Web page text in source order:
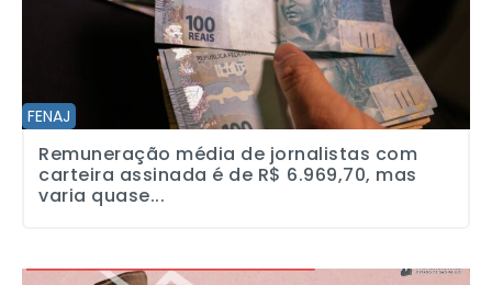
FENAJ
Remuneração média de jornalistas com
carteira assinada é de R$ 6.969,70, mas
varia quase...
Campanha Salarial Jornais e Revistas da Capital: Reajuste para